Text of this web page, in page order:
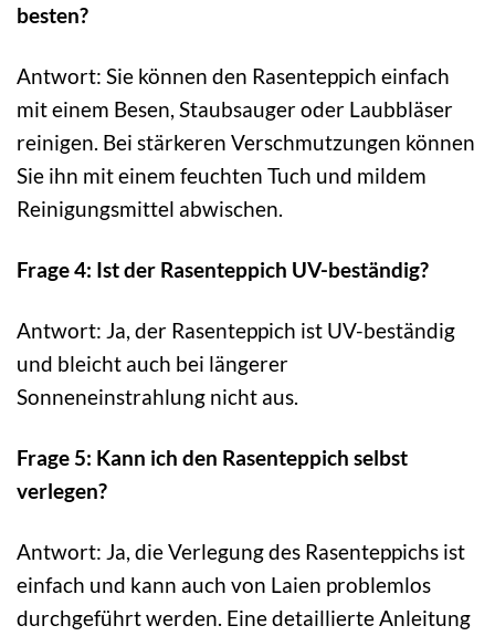
besten?
Antwort: Sie können den Rasenteppich einfach
mit einem Besen, Staubsauger oder Laubbläser
reinigen. Bei stärkeren Verschmutzungen können
Sie ihn mit einem feuchten Tuch und mildem
Reinigungsmittel abwischen.
Frage 4: Ist der Rasenteppich UV-beständig?
Antwort: Ja, der Rasenteppich ist UV-beständig
und bleicht auch bei längerer
Sonneneinstrahlung nicht aus.
Frage 5: Kann ich den Rasenteppich selbst
verlegen?
Antwort: Ja, die Verlegung des Rasenteppichs ist
einfach und kann auch von Laien problemlos
durchgeführt werden. Eine detaillierte Anleitung